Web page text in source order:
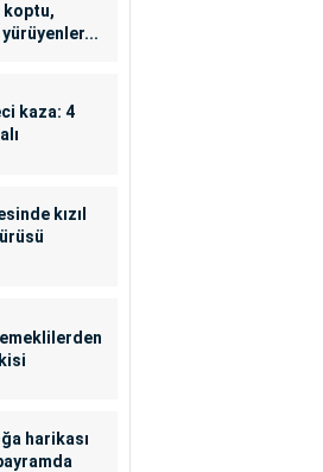
koptu,
kaza: 4
kızıl
harikası